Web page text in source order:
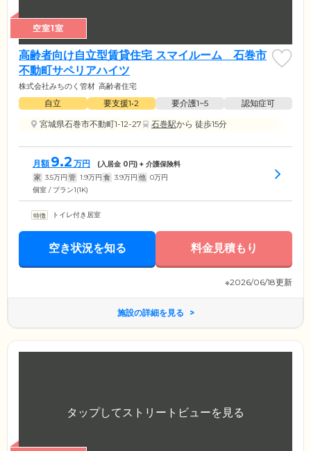
空室1室
高齢者向け自立型賃貸住宅 スマイルーム 石巻市
不動町サペリアハイツ
株式会社みちのく管材 高齢者住宅
自立 要支援1•2 要介護1~5
認知症可
宮城県石巻市不動町1-12-27
石巻駅から 徒歩15分
月額 9.2 万円 (入居金 0円) + 介護保険料
家 3.5万円 管 1.9万円 食 3.9万円 他 0万円
個室 / プラン1(1K)
トイレ付き居室
空き状況を知る 料金見積もり
※2026/06/18更新
施設の詳細を見る